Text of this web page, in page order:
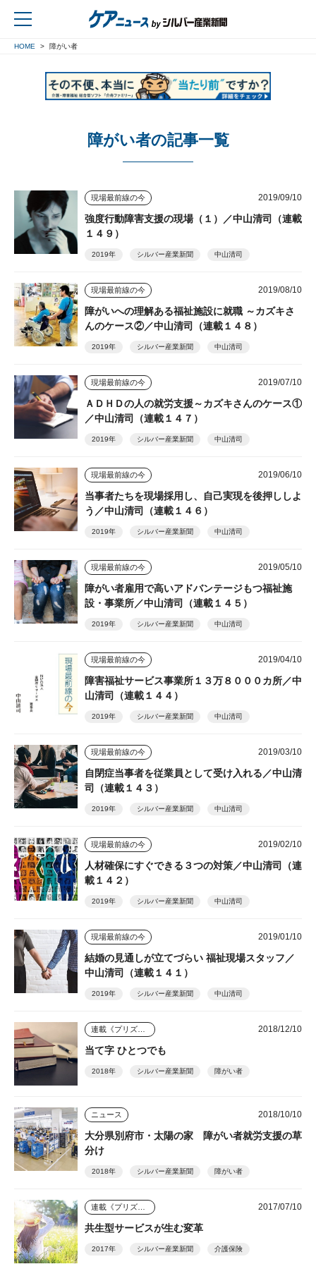
HOME 障がい者
障がい者の記事一覧
現場最前線の今 2019/09/10
強度行動障害支援の現場（１）／中山清司（連載
１４９）
2019年 シルバー産業新聞 中山清司
現場最前線の今 2019/08/10
障がいへの理解ある福祉施設に就職 ～カズキさ
んのケース②／中山清司（連載１４８）
2019年 シルバー産業新聞 中山清司
現場最前線の今 2019/07/10
ＡＤＨＤの人の就労支援～カズキさんのケース①
／中山清司（連載１４７）
2019年 シルバー産業新聞 中山清司
現場最前線の今 2019/06/10
当事者たちを現場採用し、自己実現を後押ししよ
う／中山清司（連載１４６）
2019年 シルバー産業新聞 中山清司
現場最前線の今 2019/05/10
障がい者雇用で高いアドバンテージもつ福祉施
設・事業所／中山清司（連載１４５）
2019年 シルバー産業新聞 中山清司
現場最前線の今 2019/04/10
障害福祉サービス事業所１３万８０００カ所／中
山清司（連載１４４）
2019年 シルバー産業新聞 中山清司
現場最前線の今 2019/03/10
自閉症当事者を従業員として受け入れる／中山清
司（連載１４３）
2019年 シルバー産業新聞 中山清司
現場最前線の今 2019/02/10
人材確保にすぐできる３つの対策／中山清司（連
載１４２）
2019年 シルバー産業新聞 中山清司
現場最前線の今 2019/01/10
結婚の見通しが立てづらい 福祉現場スタッフ／
中山清司（連載１４１）
2019年 シルバー産業新聞 中山清司
2018/12/10
当て字 ひとつでも
2018年 シルバー産業新聞 障がい者
ニュース 2018/10/10
大分県別府市・太陽の家 障がい者就労支援の草
分け
2018年 シルバー産業新聞 障がい者
2017/07/10
共生型サービスが生む変革
2017年 シルバー産業新聞 介護保険